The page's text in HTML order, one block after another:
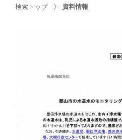
検索トップ 資料情報